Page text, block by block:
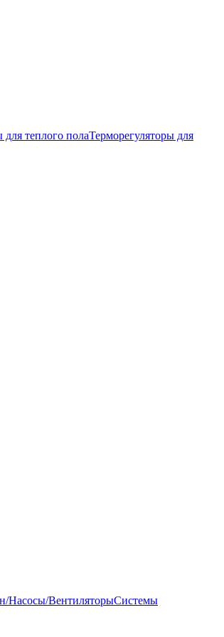
для теплого полаТерморегуляторы для
Насосы/ВентиляторыСистемы